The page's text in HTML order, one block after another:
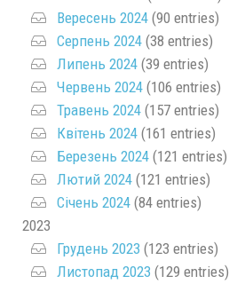
Вересень 2024 (90 entries)
Серпень 2024 (38 entries)
Липень 2024 (39 entries)
Червень 2024 (106 entries)
Травень 2024 (157 entries)
Квітень 2024 (161 entries)
Березень 2024 (121 entries)
Лютий 2024 (121 entries)
Січень 2024 (84 entries)
2023
Грудень 2023 (123 entries)
Листопад 2023 (129 entries)